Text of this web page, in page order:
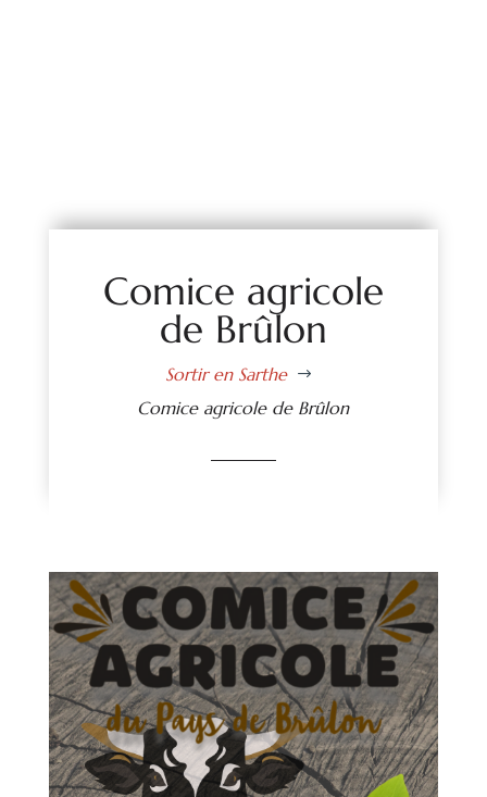
Comice agricole
de Brûlon
Sortir en Sarthe $
Comice agricole de Brûlon